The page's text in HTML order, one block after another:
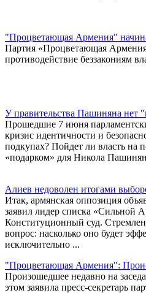
"Процветающая Армения"
Партия «Процветающая
противодействие беззакониям
У правительства Пашиняна нет
Прошедшие 7 июня
кризис идентичности и
подкупах? Пойдет ли власть на
«подарком» для Никола
Алиев недоволен итогами
Итак, армянская оппозиция
заявил лидер списка «Сильной
Конституционный суд.
вопрос: насколько оно будет
исключительно ...
"Процветающая Армения":
Произошедшее недавно на
этом заявила пресс-секретарь